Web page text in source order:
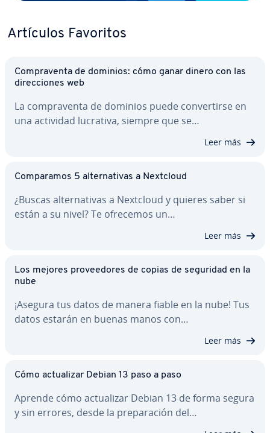
Artículos Favoritos
Co­m­pra­ve­n­ta de dominios: cómo ganar dinero con las
di­re­c­cio­nes web
La co­m­pra­ve­n­ta de dominios puede co­n­ve­r­ti­r­se en
una actividad lucrativa, siempre que se…
Leer más
Co­m­pa­ra­mos 5 al­te­r­na­ti­vas a Nextcloud
¿Buscas al­te­r­na­ti­vas a Nextcloud y quieres saber si
están a su nivel? Te ofrecemos un…
Leer más
Los mejores pro­vee­do­res de copias de seguridad en la
nube
¡Asegura tus datos de manera fiable en la nube! Tus
datos estarán en buenas manos con…
Leer más
Cómo ac­tua­li­zar Debian 13 paso a paso
Aprende cómo ac­tua­li­zar Debian 13 de forma segura
y sin errores, desde la pre­pa­ra­ción del…